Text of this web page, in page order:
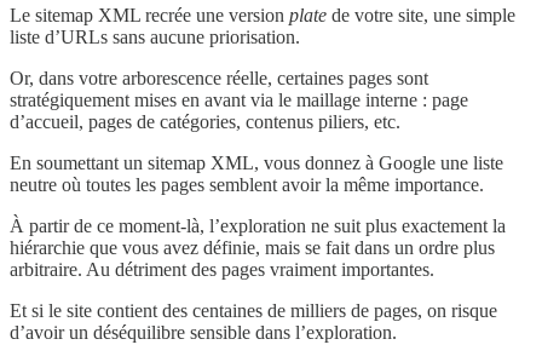
Le sitemap XML recrée une version plate de votre site, une simple
liste d’URLs sans aucune priorisation.
Or, dans votre arborescence réelle, certaines pages sont
stratégiquement mises en avant via le maillage interne : page
d’accueil, pages de catégories, contenus piliers, etc.
En soumettant un sitemap XML, vous donnez à Google une liste
neutre où toutes les pages semblent avoir la même importance.
À partir de ce moment-là, l’exploration ne suit plus exactement la
hiérarchie que vous avez définie, mais se fait dans un ordre plus
arbitraire. Au détriment des pages vraiment importantes.
Et si le site contient des centaines de milliers de pages, on risque
d’avoir un déséquilibre sensible dans l’exploration.